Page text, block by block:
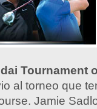
Tournament
al torneo que
Jamie